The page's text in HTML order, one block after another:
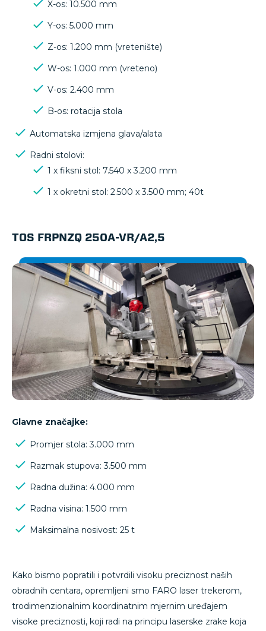
X-os: 10.500 mm
Y-os: 5.000 mm
Z-os: 1.200 mm (vretenište)
W-os: 1.000 mm (vreteno)
V-os: 2.400 mm
B-os: rotacija stola
Automatska izmjena glava/alata
Radni stolovi:
1 x fiksni stol: 7.540 x 3.200 mm
1 x okretni stol: 2.500 x 3.500 mm; 40t
TOS FRPNZQ 250A-VR/A2,5
Glavne značajke:
Promjer stola: 3.000 mm
Razmak stupova: 3.500 mm
Radna dužina: 4.000 mm
Radna visina: 1.500 mm
Maksimalna nosivost: 25 t
Kako bismo popratili i potvrdili visoku preciznost naših
obradnih centara, opremljeni smo FARO laser trekerom,
trodimenzionalnim koordinatnim mjernim uređajem
visoke preciznosti, koji radi na principu laserske zrake koja